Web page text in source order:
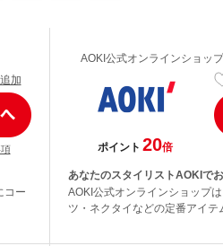
加
コー
AOKI公式オンラインショップ
ポイント 20倍
あなたのスタイリストAOKIで
AOKI公式オンラインショップ
ツ・ネクタイなどの定番アイテ